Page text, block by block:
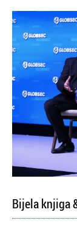
Bijela knjiga